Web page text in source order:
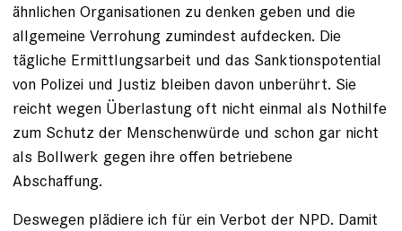
ähnlichen Organisationen zu denken geben und die
allgemeine Verrohung zumindest aufdecken. Die
tägliche Ermittlungsarbeit und das Sanktionspotential
von Polizei und Justiz bleiben davon unberührt. Sie
reicht wegen Überlastung oft nicht einmal als Nothilfe
zum Schutz der Menschenwürde und schon gar nicht
als Bollwerk gegen ihre offen betriebene
Abschaffung.
Deswegen plädiere ich für ein Verbot der NPD. Damit